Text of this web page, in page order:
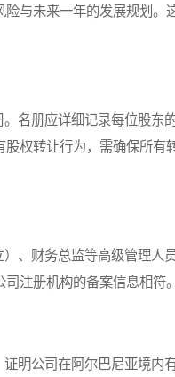
与未来一年的发展规划。
册应详细记录每位股东
权转让行为，需确保所有
财务总监等高级管理人
注册机构的备案信息相符。
公司在阿尔巴尼亚境内